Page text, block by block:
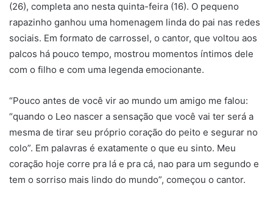
(26), completa ano nesta quinta-feira (16). O pequeno
rapazinho ganhou uma homenagem linda do pai nas redes
sociais. Em formato de carrossel, o cantor, que voltou aos
palcos há pouco tempo, mostrou momentos íntimos dele
com o filho e com uma legenda emocionante.
“Pouco antes de você vir ao mundo um amigo me falou:
“quando o Leo nascer a sensação que você vai ter será a
mesma de tirar seu próprio coração do peito e segurar no
colo”. Em palavras é exatamente o que eu sinto. Meu
coração hoje corre pra lá e pra cá, nao para um segundo e
tem o sorriso mais lindo do mundo”, começou o cantor.